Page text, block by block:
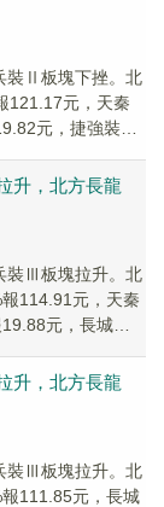
裝Ⅱ板塊下挫。北
121.17元，天秦
元，捷強裝備
升，北方長龍
裝Ⅲ板塊拉升。北
114.91元，天秦
元，長城軍
升，北方長龍
裝Ⅲ板塊拉升。北
111.85元，長城